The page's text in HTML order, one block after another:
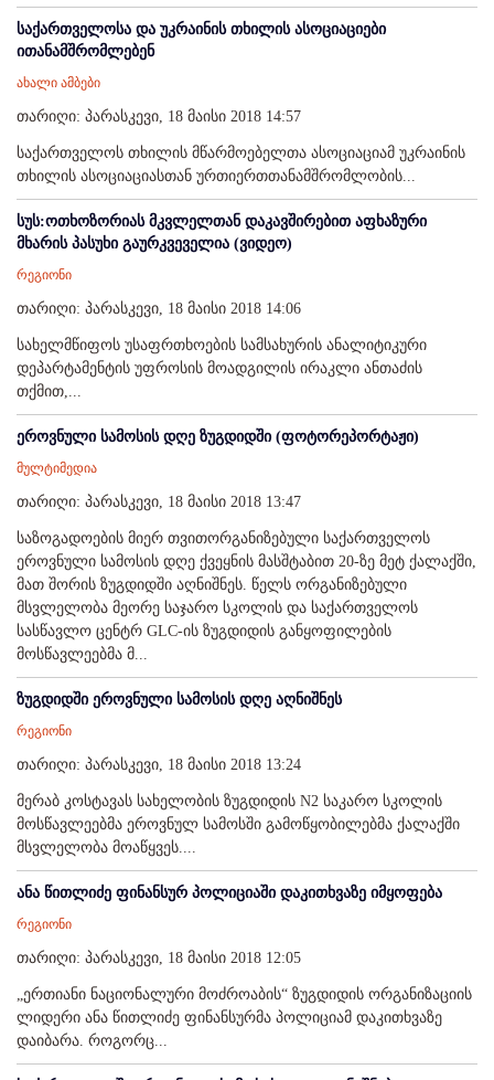
საქართველოსა და უკრაინის თხილის ასოციაციები
ითანამშრომლებენ
ახალი ამბები
თარიღი: პარასკევი, 18 მაისი 2018 14:57
საქართველოს თხილის მწარმოებელთა ასოციაციამ უკრაინის
თხილის ასოციაციასთან ურთიერთთანამშრომლობის...
სუს:ოთხოზორიას მკვლელთან დაკავშირებით აფხაზური
მხარის პასუხი გაურკვეველია (ვიდეო)
რეგიონი
თარიღი: პარასკევი, 18 მაისი 2018 14:06
სახელმწიფოს უსაფრთხოების სამსახურის ანალიტიკური
დეპარტამენტის უფროსის მოადგილის ირაკლი ანთაძის
თქმით,...
ეროვნული სამოსის დღე ზუგდიდში (ფოტორეპორტაჟი)
მულტიმედია
თარიღი: პარასკევი, 18 მაისი 2018 13:47
საზოგადოების მიერ თვითორგანიზებული საქართველოს
ეროვნული სამოსის დღე ქვეყნის მასშტაბით 20-ზე მეტ ქალაქში,
მათ შორის ზუგდიდში აღნიშნეს. წელს ორგანიზებული
მსვლელობა მეორე საჯარო სკოლის და საქართველოს
სასწავლო ცენტრ GLC-ის ზუგდიდის განყოფილების
მოსწავლეებმა მ...
ზუგდიდში ეროვნული სამოსის დღე აღნიშნეს
რეგიონი
თარიღი: პარასკევი, 18 მაისი 2018 13:24
მერაბ კოსტავას სახელობის ზუგდიდის N2 საკარო სკოლის
მოსწავლეებმა ეროვნულ სამოსში გამოწყობილებმა ქალაქში
მსვლელობა მოაწყვეს....
ანა წითლიძე ფინანსურ პოლიციაში დაკითხვაზე იმყოფება
რეგიონი
თარიღი: პარასკევი, 18 მაისი 2018 12:05
„ერთიანი ნაციონალური მოძროაბის“ ზუგდიდის ორგანიზაციის
ლიდერი ანა წითლიძე ფინანსურმა პოლიციამ დაკითხვაზე
დაიბარა. როგორც...